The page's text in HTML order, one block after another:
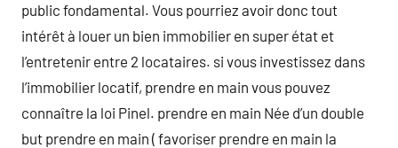
public fondamental. Vous pourriez avoir donc tout
intérêt à louer un bien immobilier en super état et
l’entretenir entre 2 locataires. si vous investissez dans
l’immobilier locatif, prendre en main vous pouvez
connaître la loi Pinel. prendre en main Née d’un double
but prendre en main ( favoriser prendre en main la